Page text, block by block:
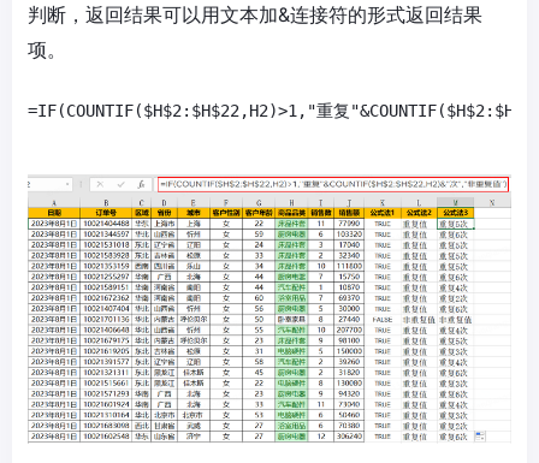
判断，返回结果可以用文本加&连接符的形式返回结果
项。
=IF(COUNTIF($H$2:$H$22,H2)>1,"重复